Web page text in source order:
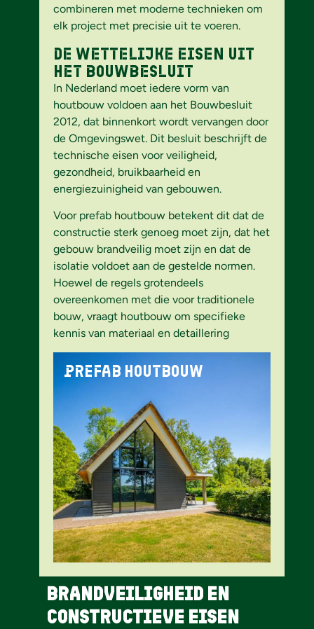
combineren met moderne technieken om
elk project met precisie uit te voeren.
De wettelijke eisen uit
het bouwbesluit
In Nederland moet iedere vorm van
houtbouw voldoen aan het Bouwbesluit
2012, dat binnenkort wordt vervangen door
de Omgevingswet. Dit besluit beschrijft de
technische eisen voor veiligheid,
gezondheid, bruikbaarheid en
energiezuinigheid van gebouwen.
Voor prefab houtbouw betekent dit dat de
constructie sterk genoeg moet zijn, dat het
gebouw brandveilig moet zijn en dat de
isolatie voldoet aan de gestelde normen.
Hoewel de regels grotendeels
overeenkomen met die voor traditionele
bouw, vraagt houtbouw om specifieke
kennis van materiaal en detaillering
Prefab houtbouw
Brandveiligheid en
constructieve eisen